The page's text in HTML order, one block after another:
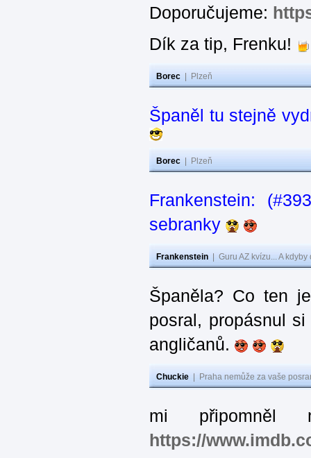
Doporučujeme:
Dík za tip, Frenku!
Borec Plzeň
Španěl tu stejně
Borec Plzeň
Frankenstein:
sebranky
Frankenstein Guru AZ kvízu... A
Španěla? Co ten
posral, propásnul
angličanů.
Chuckie Praha nemůže za vaše
mi připomněl
https://